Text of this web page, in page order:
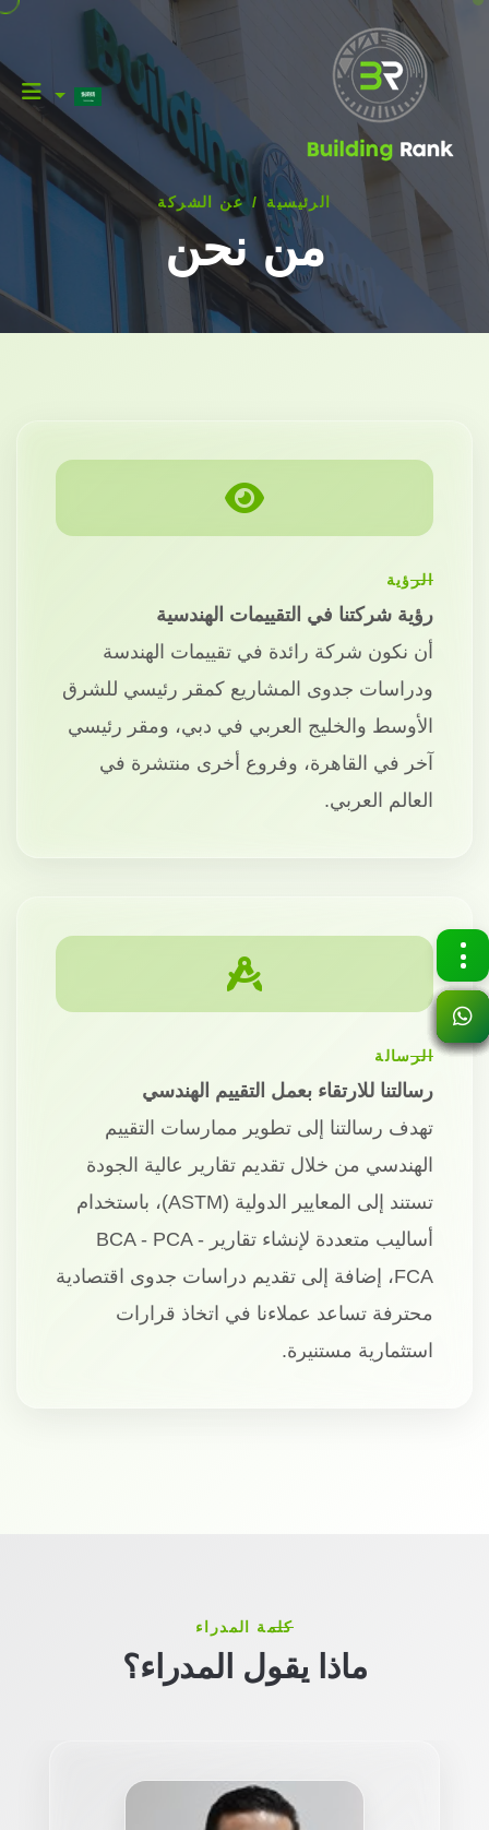
الرئيسية / عن الشركة
من نحن
الرؤية
رؤية شركتنا في التقييمات الهندسية
أن نكون شركة رائدة في تقييمات الهندسة
ودراسات جدوى المشاريع كمقر رئيسي للشرق
الأوسط والخليج العربي في دبي، ومقر رئيسي
آخر في القاهرة، وفروع أخرى منتشرة في
العالم العربي.
الرسالة
رسالتنا للارتقاء بعمل التقييم الهندسي
تهدف رسالتنا إلى تطوير ممارسات التقييم
الهندسي من خلال تقديم تقارير عالية الجودة
تستند إلى المعايير الدولية (ASTM)، باستخدام
أساليب متعددة لإنشاء تقارير BCA - PCA -
FCA، إضافة إلى تقديم دراسات جدوى اقتصادية
محترفة تساعد عملاءنا في اتخاذ قرارات
استثمارية مستنيرة.
كلمة المدراء
ماذا يقول المدراء؟